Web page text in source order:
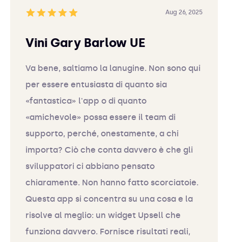
Aug 26, 2025
Vini Gary Barlow UE
Va bene, saltiamo la lanugine. Non sono qui
per essere entusiasta di quanto sia
«fantastica» l'app o di quanto
«amichevole» possa essere il team di
supporto, perché, onestamente, a chi
importa? Ciò che conta davvero è che gli
sviluppatori ci abbiano pensato
chiaramente. Non hanno fatto scorciatoie.
Questa app si concentra su una cosa e la
risolve al meglio: un widget Upsell che
funziona davvero. Fornisce risultati reali,